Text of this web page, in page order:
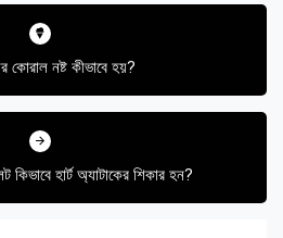
কোরাল নষ্ট কীভাবে হয়?
হার্ট অ্যাটাকের শিকার হন?